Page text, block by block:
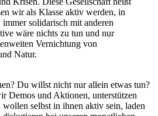
wir als Klasse aktiv werden, in
solidarisch mit anderen
wäre nichts zu tun und nur
Vernichtung von
Natur.
Du willst nicht nur allein etwas tun?
Demos und Aktionen, unterstützen
selbst in ihnen aktiv sein, laden